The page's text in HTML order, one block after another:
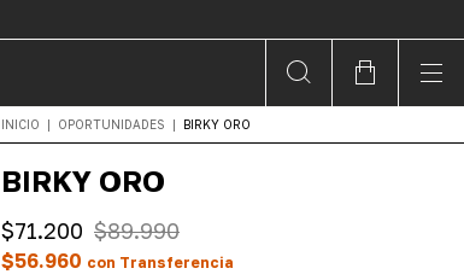
INICIO | OPORTUNIDADES | BIRKY ORO
BIRKY ORO
$71.200 $89.990
$56.960 con Transferencia